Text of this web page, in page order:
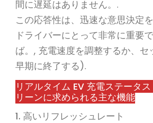
間に遅延はありません。.
この応答性は、迅速な意思決定
ドライバーにとって非常に重要
ば。, 充電速度を調整するか、セ
早期に終了する).
リアルタイム EV 充電ステータ
リーンに求められる主な機能
1. 高いリフレッシュレート